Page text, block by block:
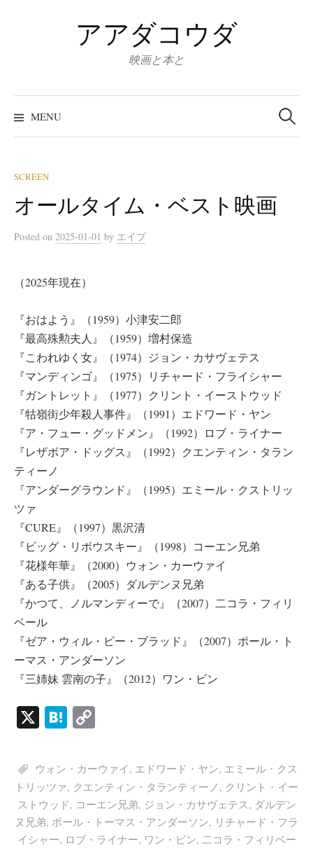
アアダコウダ
映画と本と
MENU
Search
for:
SCREEN
オールタイム・ベスト映画
Posted on 2025-01-01 by エイプ
（2025年現在）
『おはよう』（1959）小津安二郎
『最高殊勲夫人』（1959）増村保造
『こわれゆく女』（1974）ジョン・カサヴェテス
『マンディンゴ』（1975）リチャード・フライシャー
『ガントレット』（1977）クリント・イーストウッド
『牯嶺街少年殺人事件』（1991）エドワード・ヤン
『ア・フュー・グッドメン』（1992）ロブ・ライナー
『レザボア・ドッグス』（1992）クエンティン・タラン
ティーノ
『アンダーグラウンド』（1995）エミール・クストリッ
ツァ
『CURE』（1997）黒沢清
『ビッグ・リボウスキー』（1998）コーエン兄弟
『花様年華』（2000）ウォン・カーウァイ
『ある子供』（2005）ダルデンヌ兄弟
『かつて、ノルマンディーで』（2007）二コラ・フィリ
ベール
『ゼア・ウィル・ビー・ブラッド』（2007）ポール・ト
ーマス・アンダーソン
『三姉妹 雲南の子』（2012）ワン・ビン
X H
en
a
y
Li
nk
ウォン・カーウァイ , エドワード・ヤン, エミール・クス
トリッツァ, クエンティン・タランティーノ , クリント・イー
ストウッド, コーエン兄弟, ジョン・カサヴェテス, ダルデン
ヌ兄弟, ポール・トーマス・アンダーソン, リチャード・フラ
イシャー, ロブ・ライナー, ワン・ビン, 二コラ・フィリベー